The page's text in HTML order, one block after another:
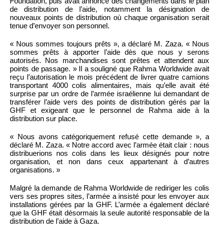
de distribution de l’aide, notamment la désignation de
nouveaux points de distribution où chaque organisation serait
tenue d’envoyer son personnel.
« Nous sommes toujours prêts », a déclaré M. Zaza. « Nous
sommes prêts à apporter l’aide dès que nous y serons
autorisés. Nos marchandises sont prêtes et attendent aux
points de passage. » Il a souligné que Rahma Worldwide avait
reçu l’autorisation le mois précédent de livrer quatre camions
transportant 4000 colis alimentaires, mais qu’elle avait été
surprise par un ordre de l’armée israélienne lui demandant de
transférer l’aide vers des points de distribution gérés par la
GHF et exigeant que le personnel de Rahma aide à la
distribution sur place.
« Nous avons catégoriquement refusé cette demande », a
déclaré M. Zaza. « Notre accord avec l’armée était clair : nous
distribuerions nos colis dans les lieux désignés pour notre
organisation, et non dans ceux appartenant à d’autres
organisations. »
Malgré la demande de Rahma Worldwide de rediriger les colis
vers ses propres sites, l’armée a insisté pour les envoyer aux
installations gérées par la GHF. L’armée a également déclaré
que la GHF était désormais la seule autorité responsable de la
distribution de l’aide à Gaza.